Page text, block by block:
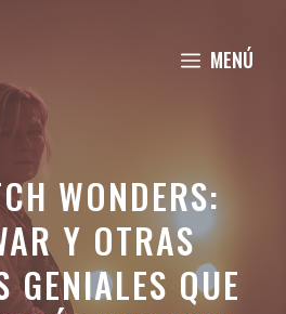
MENÚ
WONDERS:
Y OTRAS
GENIALES QUE